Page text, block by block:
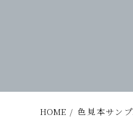
HOME / 色見本サン